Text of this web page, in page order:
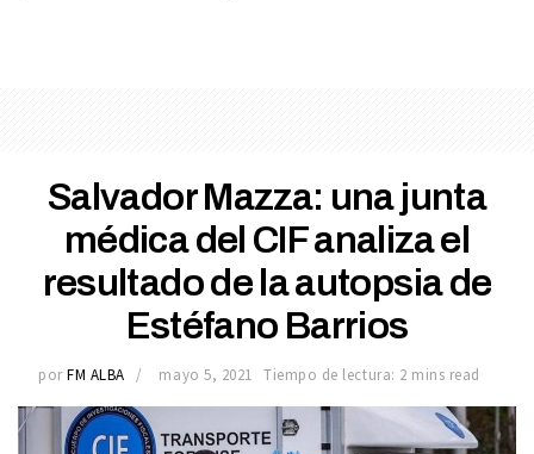
Salvador Mazza: una junta
médica del CIF analiza el
resultado de la autopsia de
Estéfano Barrios
por FM ALBA mayo 5, 2021 Tiempo de lectura: 2 mins read